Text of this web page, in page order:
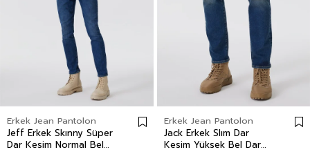
Erkek Jean Pantolon
Jeff Erkek Skınny Süper
Dar Kesim Normal Bel
Erkek Jean Pantolon
Jack Erkek Slım Dar
Kesim Yüksek Bel Dar